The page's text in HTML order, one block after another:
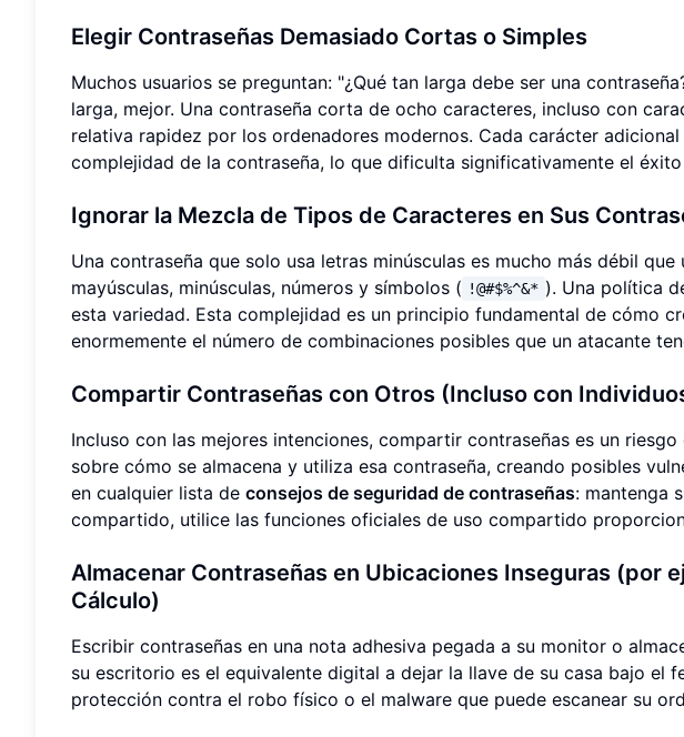
Elegir Contraseñas Demasiado Cortas o Simples
Muchos usuarios se preguntan: "¿Qué tan larga debe ser una
larga, mejor. Una contraseña corta de ocho caracteres, incluso con
relativa rapidez por los ordenadores modernos. Cada carácter
complejidad de la contraseña, lo que dificulta significativamente el
Ignorar la Mezcla de Tipos de Caracteres en Sus
Una contraseña que solo usa letras minúsculas es mucho más débil
mayúsculas, minúsculas, números y símbolos ( !@#$%^&* ). Una política
esta variedad. Esta complejidad es un principio fundamental de cómo
enormemente el número de combinaciones posibles que un atacante
Compartir Contraseñas con Otros (Incluso con
Incluso con las mejores intenciones, compartir contraseñas es un
sobre cómo se almacena y utiliza esa contraseña, creando posibles
en cualquier lista de consejos de seguridad de contraseñas: mantenga
compartido, utilice las funciones oficiales de uso compartido
Almacenar Contraseñas en Ubicaciones Inseguras (por
Cálculo)
Escribir contraseñas en una nota adhesiva pegada a su monitor o
su escritorio es el equivalente digital a dejar la llave de su casa bajo el
protección contra el robo físico o el malware que puede escanear su